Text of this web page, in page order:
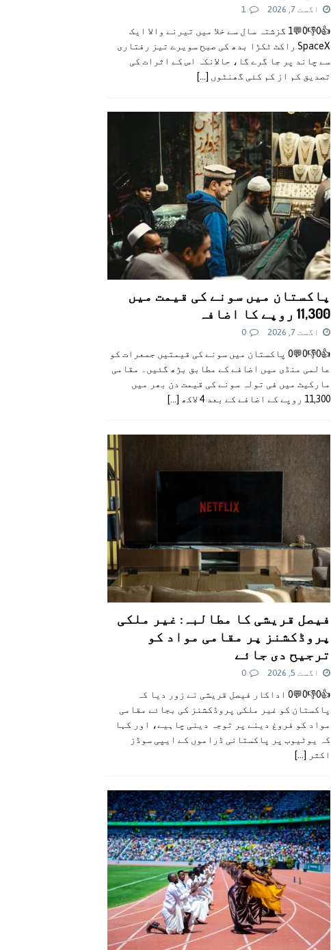
اگست 7, 2026 1
👍0👎0💬1 گزشتہ سال سے خلا میں تیرنے والا ایک
SpaceX راکٹ ٹکڑا بدھ کی صبح سویرے تیز رفتاری
سے چاند پر جا گرے گا، حالانکہ اس کے اثرات کی
تصدیق کم از کم کئی گھنٹوں [...]
پاکستان میں سونے کی قیمت میں
11,300 روپے کا اضافہ
اگست 7, 2026 0
👍0👎0💬0 پاکستان میں سونے کی قیمتیں جمعرات کو
عالمی منڈی میں اضافے کے مطابق بڑھ گئیں۔ مقامی
مارکیٹ میں فی تولہ سونے کی قیمت دن بھر میں
11,300 روپے کے اضافے کے بعد 4 لاکھ
[...]
فیصل قریشی کا مطالبہ: غیر ملکی
پروڈکشنز پر مقامی مواد کو
ترجیح دی جائے
اگست 5, 2026 0
👍0👎0💬0 اداکار فیصل قریشی نے زور دیا کہ
پاکستان کو غیر ملکی پروڈکشنز کی بجائے مقامی
مواد کو فروغ دینے پر توجہ دینی چاہیے، اور کہا
کہ یوٹیوب پر پاکستانی ڈراموں کے ایپی سوڈز
اکثر
[...]